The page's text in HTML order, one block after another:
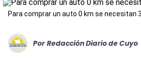
Para comprar un auto 0 km se necesitan
Por Redacción Diario de Cuyo